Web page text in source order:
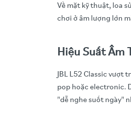
Về mặt kỹ thuật, loa
chơi ở âm lượng lớn
Hiệu Suất Âm
JBL L52 Classic
pop hoặc electronic.
"dễ nghe suốt ngày"